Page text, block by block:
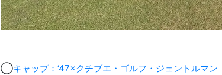
◯キャップ：‘47×クチブエ・ゴルフ・ジェントルマン